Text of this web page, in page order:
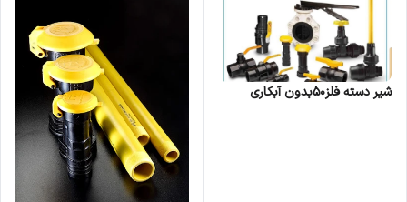
شیر دسته فلز50بدون آبکاری